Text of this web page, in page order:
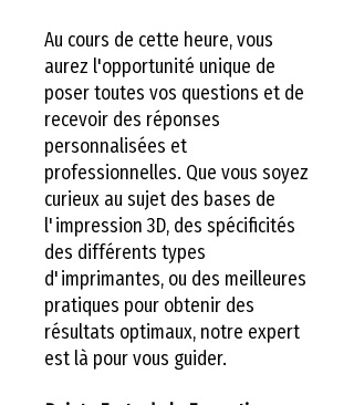
Au cours de cette heure, vous
aurez l'opportunité unique de
poser toutes vos questions et de
recevoir des réponses
personnalisées et
professionnelles. Que vous soyez
curieux au sujet des bases de
l'impression 3D, des spécificités
des différents types
d'imprimantes, ou des meilleures
pratiques pour obtenir des
résultats optimaux, notre expert
est là pour vous guider.